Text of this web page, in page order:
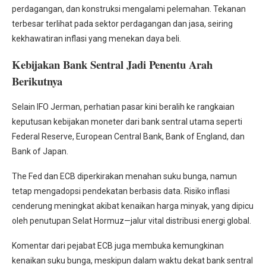
perdagangan, dan konstruksi mengalami pelemahan. Tekanan
terbesar terlihat pada sektor perdagangan dan jasa, seiring
kekhawatiran inflasi yang menekan daya beli.
Kebijakan Bank Sentral Jadi Penentu Arah
Berikutnya
Selain IFO Jerman, perhatian pasar kini beralih ke rangkaian
keputusan kebijakan moneter dari bank sentral utama seperti
Federal Reserve, European Central Bank, Bank of England, dan
Bank of Japan.
The Fed dan ECB diperkirakan menahan suku bunga, namun
tetap mengadopsi pendekatan berbasis data. Risiko inflasi
cenderung meningkat akibat kenaikan harga minyak, yang dipicu
oleh penutupan Selat Hormuz—jalur vital distribusi energi global.
Komentar dari pejabat ECB juga membuka kemungkinan
kenaikan suku bunga, meskipun dalam waktu dekat bank sentral